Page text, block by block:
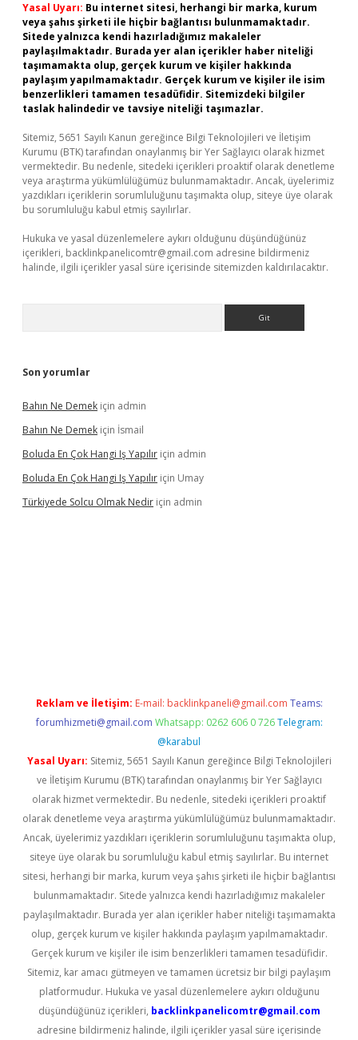
Yasal Uyarı: Bu internet sitesi, herhangi bir marka, kurum
veya şahıs şirketi ile hiçbir bağlantısı bulunmamaktadır.
Sitede yalnızca kendi hazırladığımız makaleler
paylaşılmaktadır. Burada yer alan içerikler haber niteliği
taşımamakta olup, gerçek kurum ve kişiler hakkında
paylaşım yapılmamaktadır. Gerçek kurum ve kişiler ile isim
benzerlikleri tamamen tesadüfidir. Sitemizdeki bilgiler
taslak halindedir ve tavsiye niteliği taşımazlar.
Sitemiz, 5651 Sayılı Kanun gereğince Bilgi Teknolojileri ve İletişim
Kurumu (BTK) tarafından onaylanmış bir Yer Sağlayıcı olarak hizmet
vermektedir. Bu nedenle, sitedeki içerikleri proaktif olarak denetleme
veya araştırma yükümlülüğümüz bulunmamaktadır. Ancak, üyelerimiz
yazdıkları içeriklerin sorumluluğunu taşımakta olup, siteye üye olarak
bu sorumluluğu kabul etmiş sayılırlar.
Hukuka ve yasal düzenlemelere aykırı olduğunu düşündüğünüz
içerikleri, backlinkpanelicomtr@gmail.com adresine bildirmeniz
halinde, ilgili içerikler yasal süre içerisinde sitemizden kaldırılacaktır.
Son yorumlar
Bahın Ne Demek için admin
Bahın Ne Demek için İsmail
Boluda En Çok Hangi Iş Yapılır için admin
Boluda En Çok Hangi Iş Yapılır için Umay
Türkiyede Solcu Olmak Nedir için admin
Reklam ve İletişim: E-mail: backlinkpaneli@gmail.com Teams:
forumhizmeti@gmail.com Whatsapp: 0262 606 0 726 Telegram:
@karabul
Yasal Uyarı: Sitemiz, 5651 Sayılı Kanun gereğince Bilgi Teknolojileri
ve İletişim Kurumu (BTK) tarafından onaylanmış bir Yer Sağlayıcı
olarak hizmet vermektedir. Bu nedenle, sitedeki içerikleri proaktif
olarak denetleme veya araştırma yükümlülüğümüz bulunmamaktadır.
Ancak, üyelerimiz yazdıkları içeriklerin sorumluluğunu taşımakta olup,
siteye üye olarak bu sorumluluğu kabul etmiş sayılırlar. Bu internet
sitesi, herhangi bir marka, kurum veya şahıs şirketi ile hiçbir bağlantısı
bulunmamaktadır. Sitede yalnızca kendi hazırladığımız makaleler
paylaşılmaktadır. Burada yer alan içerikler haber niteliği taşımamakta
olup, gerçek kurum ve kişiler hakkında paylaşım yapılmamaktadır.
Gerçek kurum ve kişiler ile isim benzerlikleri tamamen tesadüfidir.
Sitemiz, kar amacı gütmeyen ve tamamen ücretsiz bir bilgi paylaşım
platformudur. Hukuka ve yasal düzenlemelere aykırı olduğunu
düşündüğünüz içerikleri, backlinkpanelicomtr@gmail.com
adresine bildirmeniz halinde, ilgili içerikler yasal süre içerisinde